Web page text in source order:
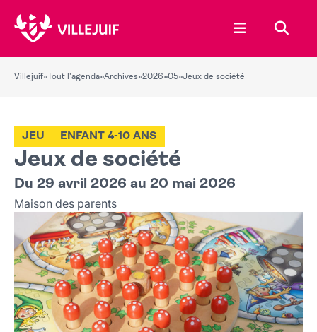
Ouvrir le
Villejuif» Tout l'agenda»Archives»2026»05»Jeux de société
Jeux de société
JEU ENFANT 4-10 ANS
Du 29 avril 2026 au 20 mai 2026
Maison des parents